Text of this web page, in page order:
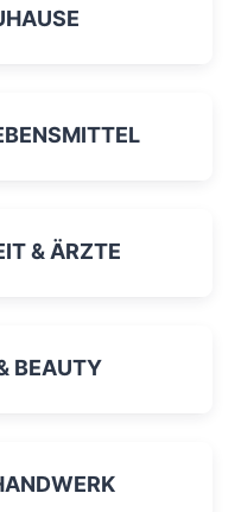
& ÄRZTE
BEAUTY